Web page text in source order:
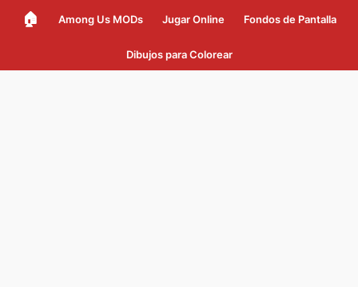
🏠 Among Us MODs Jugar Online Fondos de Pantalla
Dibujos para Colorear